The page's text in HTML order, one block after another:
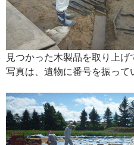
見つかった木製品を取り上げ
写真は、遺物に番号を振って